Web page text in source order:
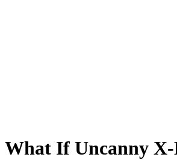
What If Uncanny X-